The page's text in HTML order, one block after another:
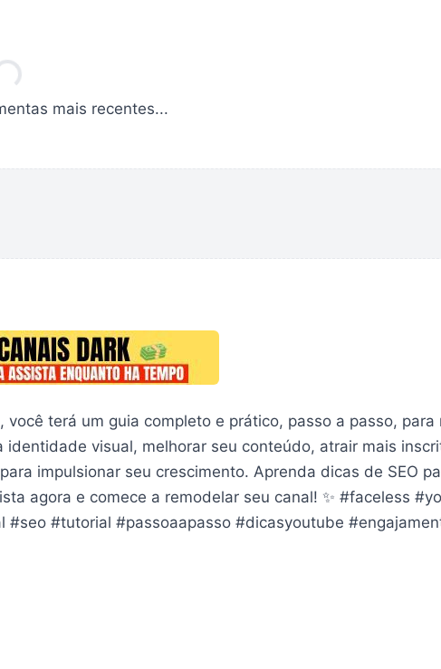
mais recentes...
terá um guia completo e prático, passo a passo, para
visual, melhorar seu conteúdo, atrair mais
impulsionar seu crescimento. Aprenda dicas de SEO
agora e comece a remodelar seu canal! ✨ #faceless
#tutorial #passoaapasso #dicasyoutube